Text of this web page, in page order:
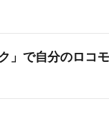
」で自分のロコ